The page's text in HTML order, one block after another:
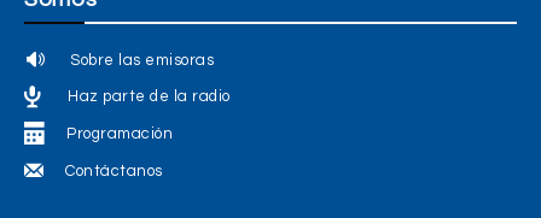
Sobre las emisoras
Haz parte de la radio
Programación
Contáctanos